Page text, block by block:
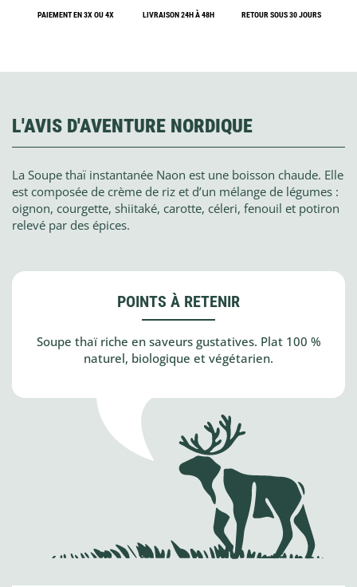
PAIEMENT EN 3X OU 4X LIVRAISON 24H À 48H RETOUR SOUS 30 JOURS
L'AVIS D'AVENTURE NORDIQUE
La Soupe thaï instantanée Naon est une boisson chaude. Elle
est composée de crème de riz et d’un mélange de légumes :
oignon, courgette, shiitaké, carotte, céleri, fenouil et potiron
relevé par des épices.
POINTS À RETENIR
Soupe thaï riche en saveurs gustatives. Plat 100 %
naturel, biologique et végétarien.